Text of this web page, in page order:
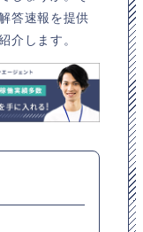
答速報を提供
介します。